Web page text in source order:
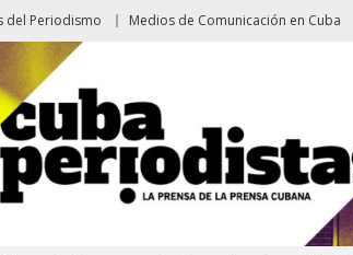
del Periodismo Medios de Comunicación en Cuba